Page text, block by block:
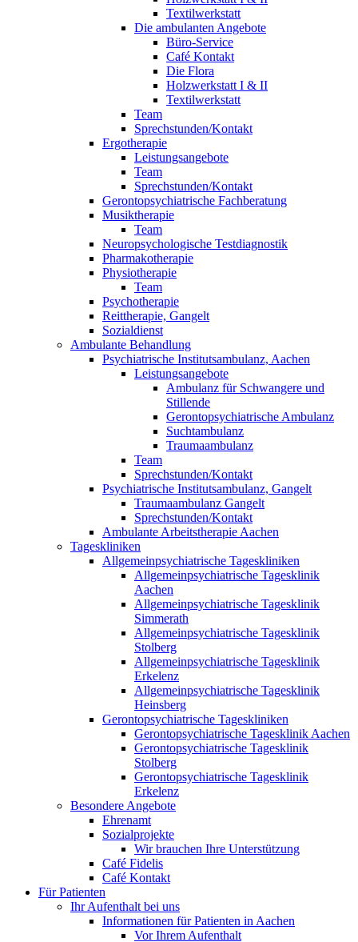
Textilwerkstatt
Die ambulanten Angebote
Büro-Service
Café Kontakt
Die Flora
Holzwerkstatt I & II
Textilwerkstatt
Team
Sprechstunden/Kontakt
Ergotherapie
Leistungsangebote
Team
Sprechstunden/Kontakt
Gerontopsychiatrische Fachberatung
Musiktherapie
Team
Neuropsychologische Testdiagnostik
Pharmakotherapie
Physiotherapie
Team
Psychotherapie
Reittherapie, Gangelt
Sozialdienst
Ambulante Behandlung
Psychiatrische Institutsambulanz, Aachen
Leistungsangebote
Ambulanz für Schwangere und
Stillende
Gerontopsychiatrische Ambulanz
Suchtambulanz
Traumaambulanz
Team
Sprechstunden/Kontakt
Psychiatrische Institutsambulanz, Gangelt
Traumaambulanz Gangelt
Sprechstunden/Kontakt
Ambulante Arbeitstherapie Aachen
Tageskliniken
Allgemeinpsychiatrische Tageskliniken
Allgemeinpsychiatrische Tagesklinik
Aachen
Allgemeinpsychiatrische Tagesklinik
Simmerath
Allgemeinpsychiatrische Tagesklinik
Stolberg
Allgemeinpsychiatrische Tagesklinik
Erkelenz
Allgemeinpsychiatrische Tagesklinik
Heinsberg
Gerontopsychiatrische Tageskliniken
Gerontopsychiatrische Tagesklinik Aachen
Gerontopsychiatrische Tagesklinik
Stolberg
Gerontopsychiatrische Tagesklinik
Erkelenz
Besondere Angebote
Ehrenamt
Sozialprojekte
Wir brauchen Ihre Unterstützung
Café Fidelis
Café Kontakt
Für Patienten
Ihr Aufenthalt bei uns
Informationen für Patienten in Aachen
Vor Ihrem Aufenthalt